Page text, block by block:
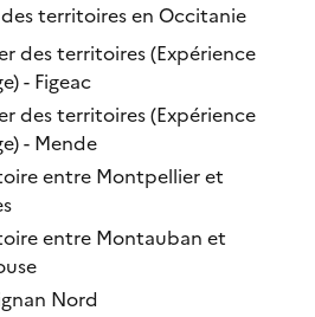
territoires en Occitanie
des territoires (Expérience
- Figeac
des territoires (Expérience
- Mende
entre Montpellier et
entre Montauban et
Nord